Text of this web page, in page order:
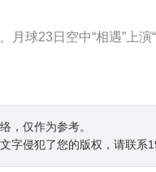
月球23日空中“相遇”上演
，仅作为参考。
字侵犯了您的版权，请联系